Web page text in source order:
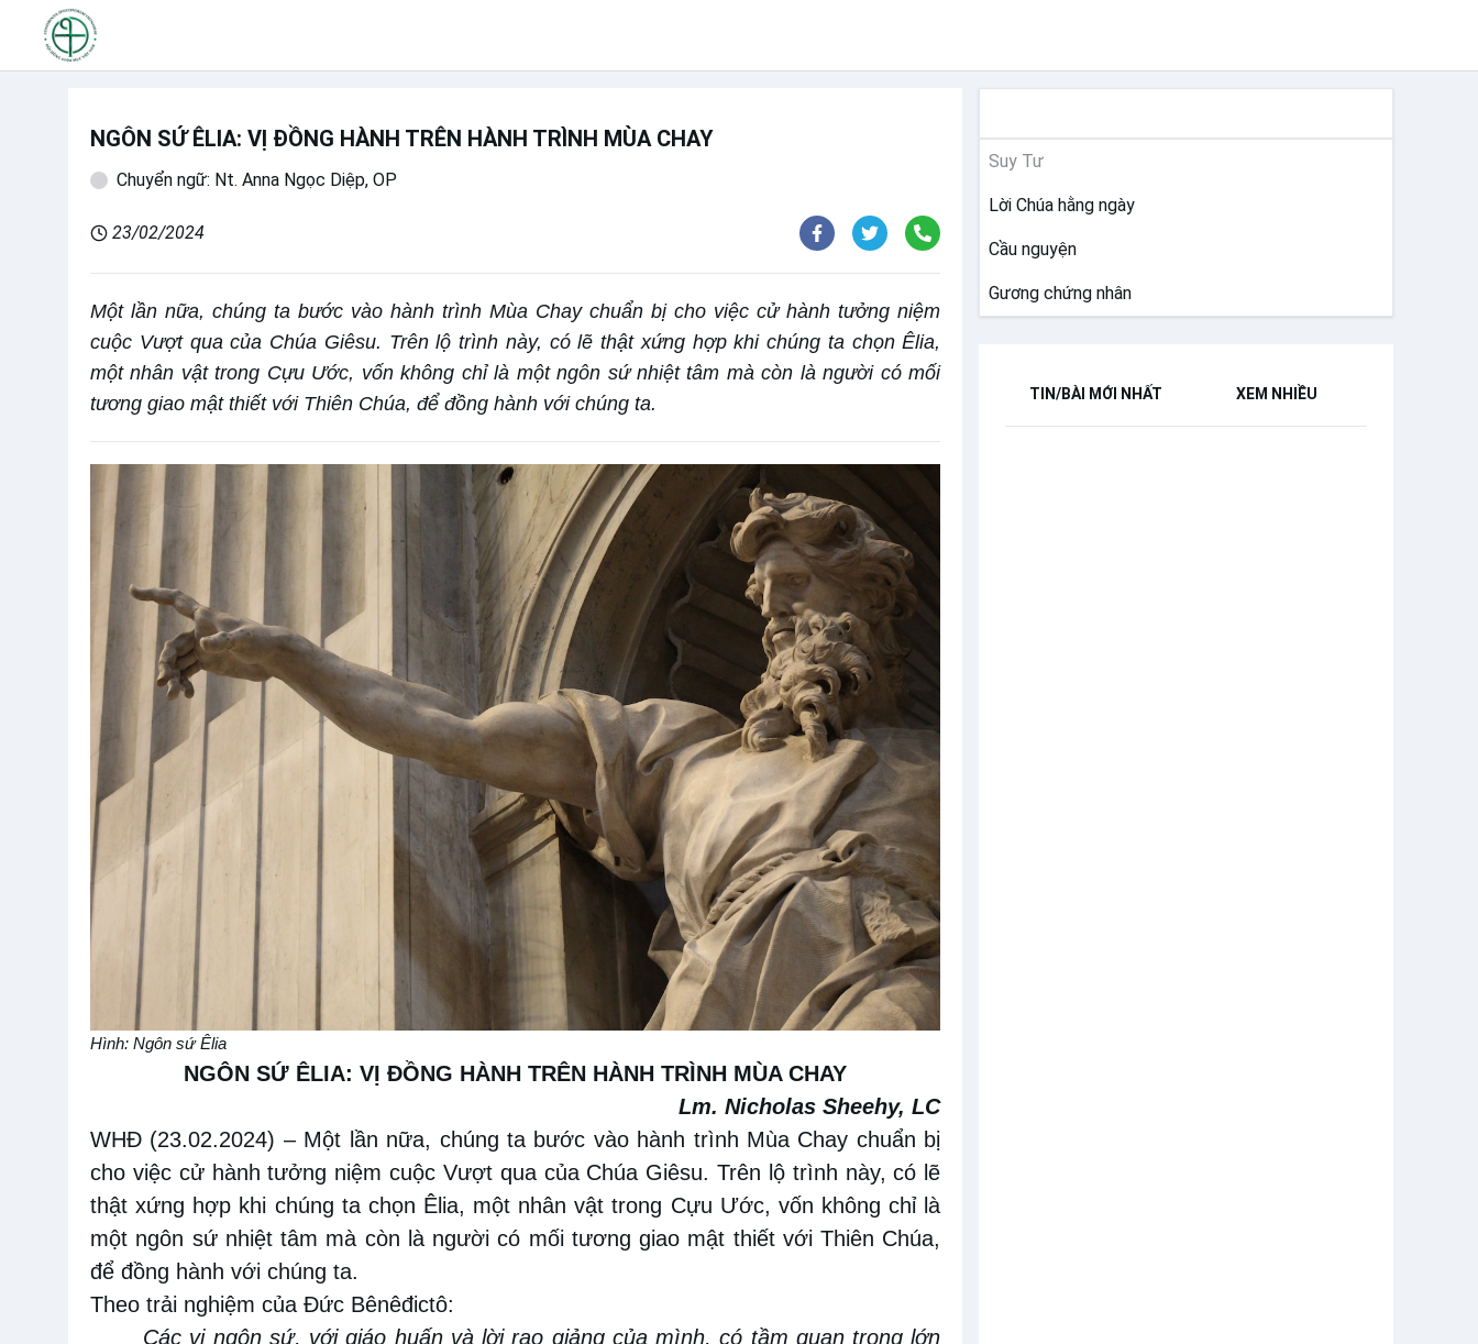
NGÔN SỨ ÊLIA: VỊ ĐỒNG HÀNH TRÊN HÀNH TRÌNH MÙA CHAY
Chuyển ngữ: Nt. Anna Ngọc Diệp, OP
23/02/2024
Một lần nữa, chúng ta bước vào hành trình Mùa Chay chuẩn bị cho việc cử hành tưởng niệm
cuộc Vượt qua của Chúa Giêsu. Trên lộ trình này, có lẽ thật xứng hợp khi chúng ta chọn Êlia,
một nhân vật trong Cựu Ước, vốn không chỉ là một ngôn sứ nhiệt tâm mà còn là người có mối
tương giao mật thiết với Thiên Chúa, để đồng hành với chúng ta.
Hình: Ngôn sứ Êlia
NGÔN SỨ ÊLIA: VỊ ĐỒNG HÀNHTRÊN HÀNH TRÌNH MÙA CHAY
Lm. Nicholas Sheehy, LC
WHĐ (23.02.2024) – Một lần nữa, chúng ta bước vào hành trình Mùa Chay chuẩn bị
cho việc cử hành tưởng niệm cuộc Vượtqua của Chúa Giêsu. Trên lộ trình này, có lẽ
thật xứng hợp khi chúng tachọn Êlia, một nhân vật trong Cựu Ước, vốn không chỉ là
một ngôn sứ nhiệt tâm mà còn là người có mối tương giao mật thiết với Thiên Chúa,
để đồng hành với chúng ta.
Theo trải nghiệm của Đức Bênêđictô:
Các vị ngôn sứ, với giáo huấn và lời rao giảng của mình, có tầm quan trọng lớn
Suy Tư
Lời Chúa hằng ngày
Cầu nguyện
Gương chứng nhân
TIN/BÀI MỚI NHẤT XEM NHIỀU